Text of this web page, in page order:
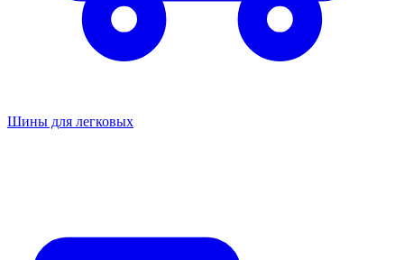
Шины для легковых